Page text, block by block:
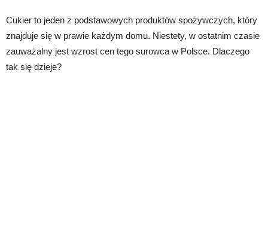
Cukier to jeden z podstawowych produktów spożywczych, który
znajduje się w prawie każdym domu. Niestety, w ostatnim czasie
zauważalny jest wzrost cen tego surowca w Polsce. Dlaczego
tak się dzieje?